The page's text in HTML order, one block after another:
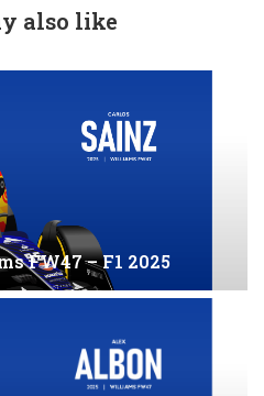
also like
FW47 – F1 2025